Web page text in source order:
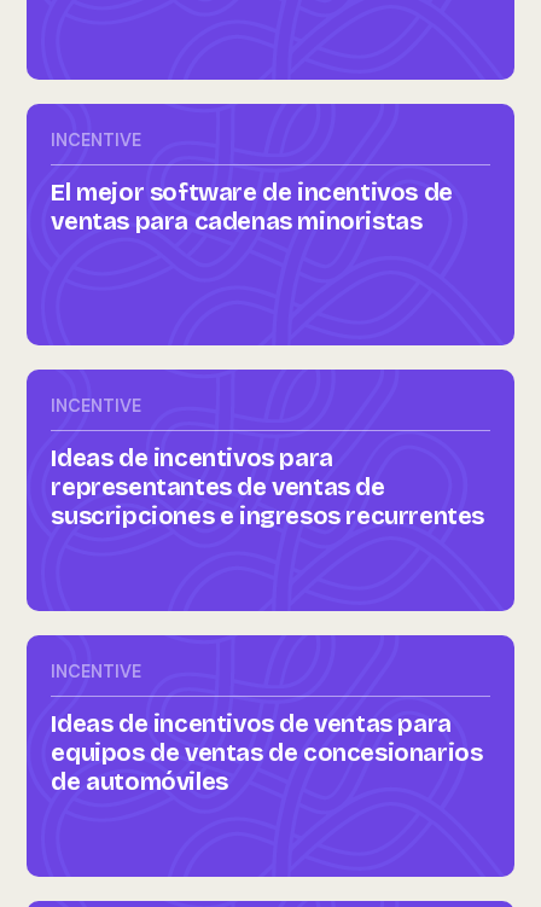
INCENTIVE
El mejor software de incentivos de
ventas para cadenas minoristas
INCENTIVE
Ideas de incentivos para
representantes de ventas de
suscripciones e ingresos recurrentes
INCENTIVE
Ideas de incentivos de ventas para
equipos de ventas de concesionarios
de automóviles